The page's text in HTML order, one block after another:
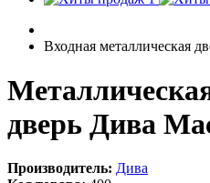
Входная металлическая
дверь Дива
Производитель: Дива